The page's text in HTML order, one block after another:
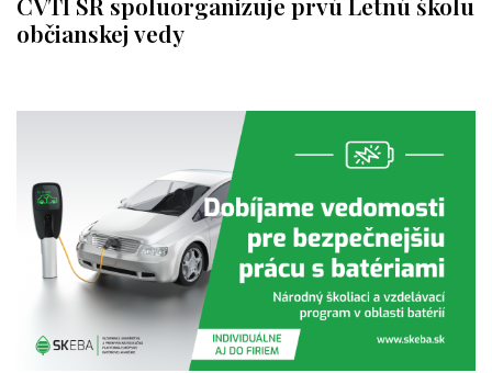
občianskej vedy